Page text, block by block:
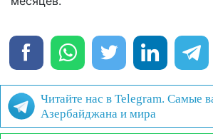
Читайте нас в Telegram. Самые
Азербайджана и мира